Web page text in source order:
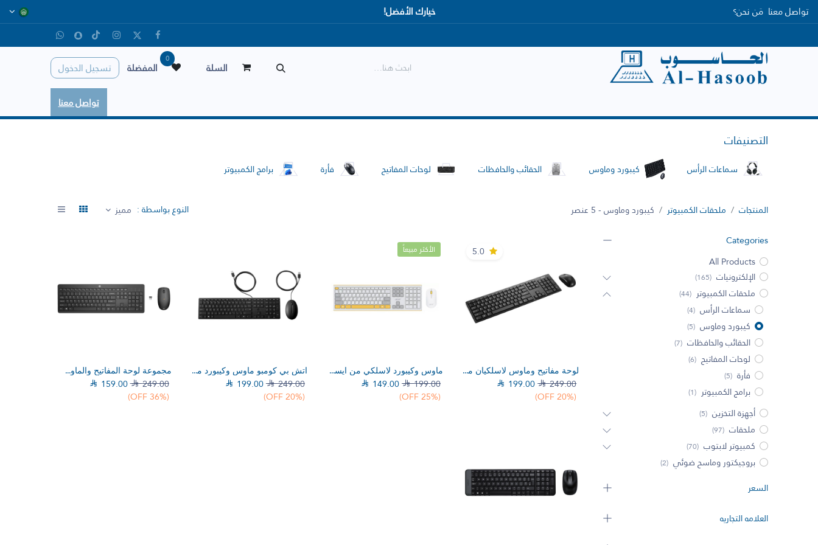
تواصل معنا مَن نحن؟ خيارك الأفضل!
السلة
0
المفضلة
تسجيل الدخول
تواصل معنا
التصنيفات
سماعات الرأس كيبورد وماوس الحقائب والحافظات لوحات المفاتيح فأرة برامج الكمبيوتر
المنتجات ملحقات الكمبيوتر كيبورد وماوس- 5 عنصر النوع بواسطة : مميز
Categories
All Products
الإلكترونيات (165)
ملحقات الكمبيوتر (44)
سماعات الرأس (4)
كيبورد وماوس (5)
الحقائب والحافظات (7)
لوحات المفاتيح (6)
فأرة (5)
برامج الكمبيوتر (1)
أجهزة التخزين (5)
ملحقات (97)
كمبيوتر لابتوب (70)
بروجيكتور وماسح ضوئي (2)
السعر
العلامه التجاريه
5.0
إضف إلي عربة التسوق لوحة مفاتيح وماوس لاسلكيان من نوع لينوفو 100 USB-A
 199.00249.00
(20% OFF)
الأكثر مبيعاً
إضف إلي عربة التسوق ماوس وكيبورد لاسلكي من ايسر OCC200 أبيض/أصفر
 149.00199.00
(25% OFF)
إضف إلي عربة التسوق اتش بي كومبو ماوس وكيبورد مكتبي 320MK سلكي (9SR36UT)
 199.00249.00
(20% OFF)
إضف إلي عربة التسوق مجموعة لوحة المفاتيح والماوس اللاسلكي اتش بي 235 (1Y4D0UT)
 159.00249.00
(36% OFF)